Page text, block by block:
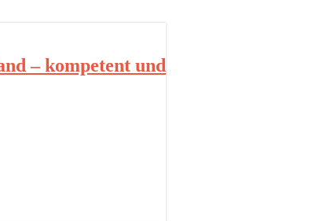
– kompetent und